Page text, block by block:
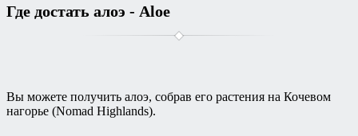
Где достать алоэ - Aloe
Вы можете получить алоэ, собрав его растения на Кочевом
нагорье (Nomad Highlands).